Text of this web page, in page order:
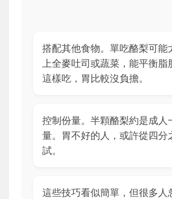
搭配其他食物。單吃酪梨可能
上全麥吐司或蔬菜，能平衡脂
這樣吃，胃比較沒負擔。
控制份量。半顆酪梨約是成人
量。胃不好的人，或許從四分
試。
這些技巧看似簡單，但很多人